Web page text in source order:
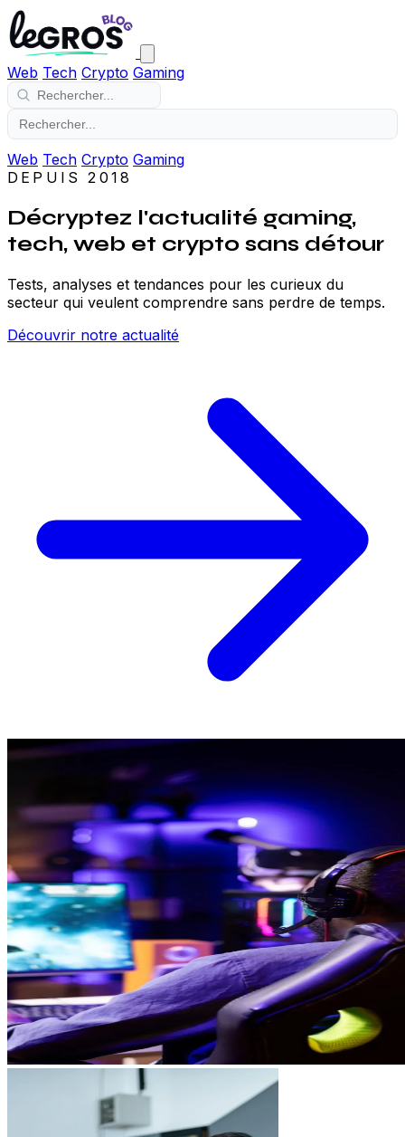
Web Tech Crypto Gaming
Web Tech Crypto Gaming
DEPUIS 2018
Décryptez l'actualité gaming,
tech, web et crypto sans détour
Tests, analyses et tendances pour les curieux du
secteur qui veulent comprendre sans perdre de temps.
Découvrir notre actualité